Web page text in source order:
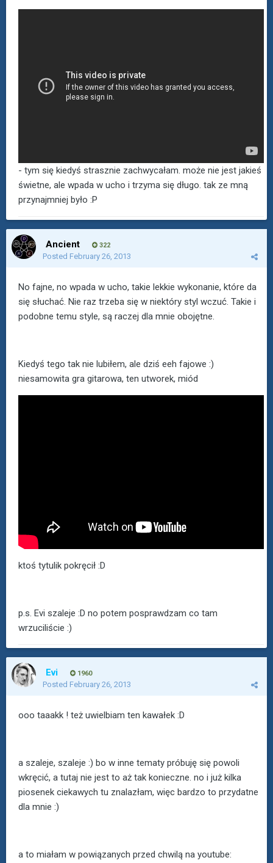
- tym się kiedyś strasznie zachwycałam. może nie jest jakieś
świetne, ale wpada w ucho i trzyma się długo. tak ze mną
przynajmniej było :P
Ancient 322
Posted February 26, 2013
No fajne, no wpada w ucho, takie lekkie wykonanie, które da
się słuchać. Nie raz trzeba się w niektóry styl wczuć. Takie i
podobne temu style, są raczej dla mnie obojętne.
Kiedyś tego tak nie lubiłem, ale dziś eeh fajowe :)
niesamowita gra gitarowa, ten utworek, miód
ktoś tytulik pokręcił :D
p.s. Evi szaleje :D no potem posprawdzam co tam
wrzuciliście :)
Evi 1960
Posted February 26, 2013
ooo taaakk ! też uwielbiam ten kawałek :D
a szaleje, szaleje :) bo w inne tematy próbuję się powoli
wkręcić, a tutaj nie jest to aż tak konieczne. no i już kilka
piosenek ciekawych tu znalazłam, więc bardzo to przydatne
dla mnie :)
a to miałam w powiązanych przed chwilą na youtube: